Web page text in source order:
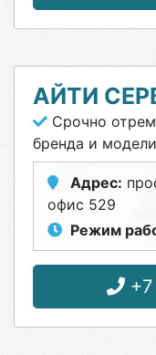
АЙТИ
Срочно
бренда и модели
Адрес:
офис 529
Режим
+7